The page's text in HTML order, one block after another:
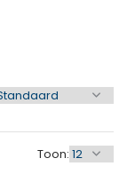
Toon: